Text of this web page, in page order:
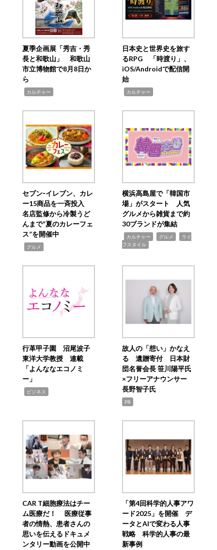
夏季企画展「秀吉・秀
長と和歌山」 和歌山
市立博物館で8月8日か
ら
カルチャー
日本史と世界史を旅す
るRPG 「時渡り」、
iOS/Androidで配信開
始
カルチャー
セブン‐イレブン、カレ
ー15商品を一斉投入
名店監修から冷製うど
んまで“夏のカレーフェ
ス”を開催中
グルメ
横浜高島屋で「韓国市
場」がスタート 人気
グルメから雑貨まで約
30ブランドが集結
カルチャー グルメ
ライ
フスタイル
行革甲子園 沼尾波子
東洋大学教授 連載
「よんななエコノミ
ー」
ビジネス
故人の「想い」かなえ
る 遺贈寄付 日本財
団名誉会長 笹川陽平氏
×フリーアナウンサー
長野智子氏
PR
CAR T細胞療法はチー
ム医療だ！ 医療従事
者の情熱、患者さんの
思いを伝えるドキュメ
ンタリー動画を公開中
「第4回科学的人事アワ
ード2025」を開催 デ
ータとAIで変わる人事
戦略 科学的人事の最
新事例